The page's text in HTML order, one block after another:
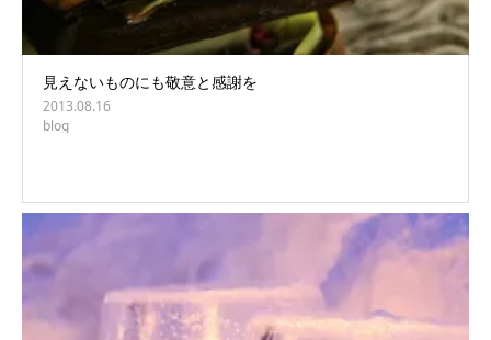
見えないものにも敬意と感謝を
2013.08.16
blog